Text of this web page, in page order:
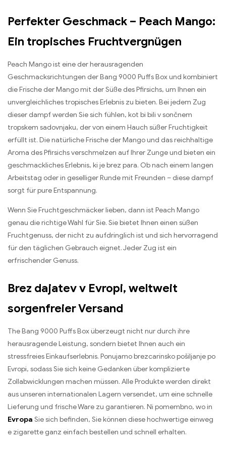
Perfekter Geschmack – Peach Mango:
Ein tropisches Fruchtvergnügen
Peach Mango ist eine der herausragenden
Geschmacksrichtungen der Bang 9000 Puffs Box und kombiniert
die Frische der Mango mit der Süße des Pfirsichs, um Ihnen ein
unvergleichliches tropisches Erlebnis zu bieten. Bei jedem Zug
dieser dampf werden Sie sich fühlen, kot bi bili v sončnem
tropskem sadovnjaku, der von einem Hauch süßer Fruchtigkeit
erfüllt ist. Die natürliche Frische der Mango und das reichhaltige
Aroma des Pfirsichs verschmelzen auf Ihrer Zunge und bieten ein
geschmackliches Erlebnis, ki je brez para. Ob nach einem langen
Arbeitstag oder in geselliger Runde mit Freunden – diese dampf
sorgt für pure Entspannung.
Wenn Sie Fruchtgeschmäcker lieben, dann ist Peach Mango
genau die richtige Wahl für Sie. Sie bietet Ihnen einen süßen
Fruchtgenuss, der nicht zu aufdringlich ist und sich hervorragend
für den täglichen Gebrauch eignet.Jeder Zug ist ein
erfrischender Genuss.
Brez dajatev v Evropi, weltweit
sorgenfreier Versand
The Bang 9000 Puffs Box überzeugt nicht nur durch ihre
herausragende Leistung, sondern bietet Ihnen auch ein
stressfreies Einkaufserlebnis. Ponujamo brezcarinsko pošiljanje po
Evropi, sodass Sie sich keine Gedanken über komplizierte
Zollabwicklungen machen müssen. Alle Produkte werden direkt
aus unseren internationalen Lagern versendet, um eine schnelle
Lieferung und frische Ware zu garantieren. Ni pomembno, wo in
Evropa Sie sich befinden, Sie können diese hochwertige einweg
e zigarette ganz einfach bestellen und schnell erhalten.